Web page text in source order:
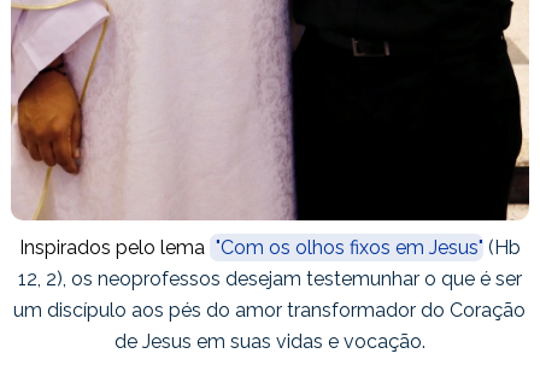
Inspirados pelo lema "Com os olhos fixos em Jesus" (Hb
12, 2), os neoprofessos desejam testemunhar o que é ser
um discípulo aos pés do amor transformador do Coração
de Jesus em suas vidas e vocação.